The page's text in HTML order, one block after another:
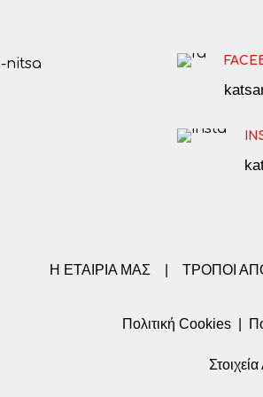
Η ΕΤΑΙΡΙΑ ΜΑΣ ΤΡΟΠΟΙ
Πολιτική Cookies